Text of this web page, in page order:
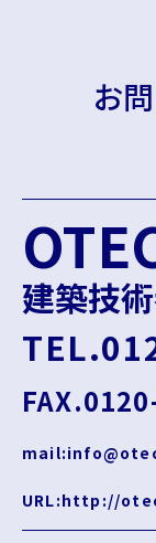
お
建築技
URL:http://